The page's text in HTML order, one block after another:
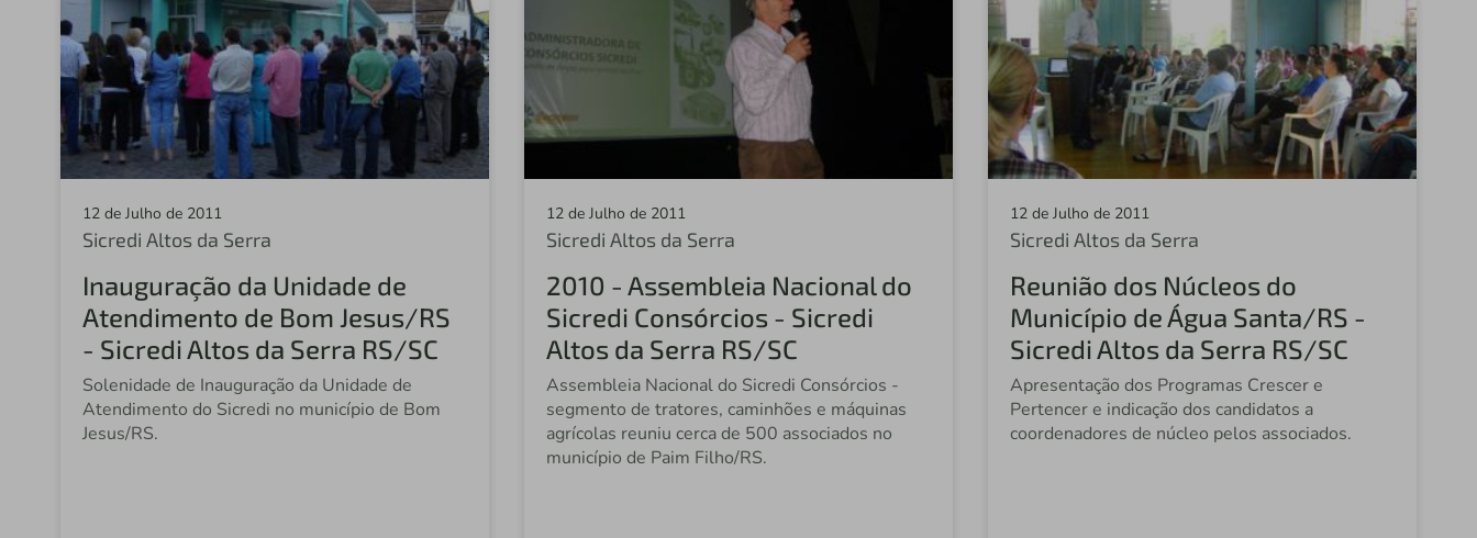
Central Sicredi SP
Sicredi Norte MT
Sicredi Alto Nordeste RS
Sicredi Noroeste SP
Sicredi Univales
Sicredi Centro Norte MT
Sicredi Terceiro Planalto PR
Sicredi Alto Xingu MT
Sicredi Costa Oeste PR
Sicredi Celeiro Centro Oeste MS
12 de Julho de 2011
Sicredi Altos da Serra
Inauguração da Unidade de
Atendimento de Bom Jesus/RS
- Sicredi Altos da Serra RS/SC
Solenidade de Inauguração da Unidade de
Atendimento do Sicredi no município de Bom
Jesus/RS.
12 de Julho de 2011
Sicredi Altos da Serra
2010 - Assembleia Nacional do
Sicredi Consórcios - Sicredi
Altos da Serra RS/SC
Assembleia Nacional do Sicredi Consórcios -
segmento de tratores, caminhões e máquinas
agrícolas reuniu cerca de 500 associados no
município de Paim Filho/RS.
12 de Julho de 2011
Sicredi Altos da Serra
Reunião dos Núcleos do
Município de Água Santa/RS -
Sicredi Altos da Serra RS/SC
Apresentação dos Programas Crescer e
Pertencer e indicação dos candidatos a
coordenadores de núcleo pelos associados.